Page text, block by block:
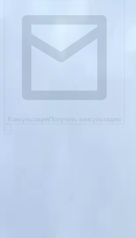
Консультация Получить консультацию